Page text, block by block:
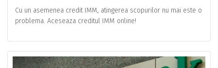
Cu un asemenea credit IMM, atingerea scopurilor nu mai este o
problema. Aceseaza creditul IMM online!